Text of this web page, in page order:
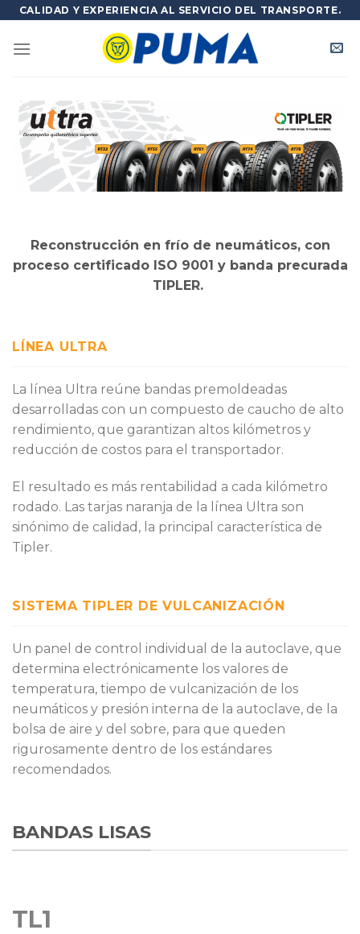
Skip
content
CALIDAD Y EXPERIENCIA AL SERVICIO DEL TRANSPORTE.
Reconstrucción en frío de neumáticos, con
proceso certificado ISO 9001 y banda precurada
TIPLER.
LÍNEA ULTRA
La línea Ultra reúne bandas premoldeadas
desarrolladas con un compuesto de caucho de alto
rendimiento, que garantizan altos kilómetros y
reducción de costos para el transportador.
El resultado es más rentabilidad a cada kilómetro
rodado. Las tarjas naranja de la línea Ultra son
sinónimo de calidad, la principal característica de
Tipler.
SISTEMA TIPLER DE VULCANIZACIÓN
Un panel de control individual de la autoclave, que
determina electrónicamente los valores de
temperatura, tiempo de vulcanización de los
neumáticos y presión interna de la autoclave, de la
bolsa de aire y del sobre, para que queden
rigurosamente dentro de los estándares
recomendados.
BANDAS LISAS
TL1